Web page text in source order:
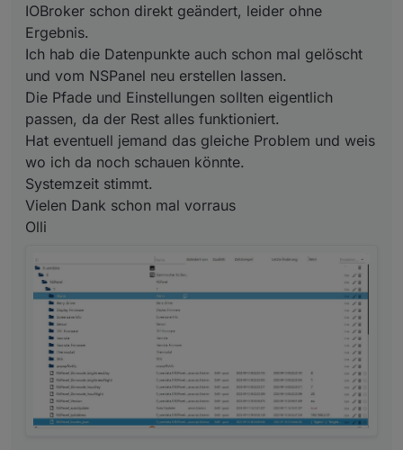
IOBroker schon direkt geändert, leider ohne
Ergebnis.
Ich hab die Datenpunkte auch schon mal gelöscht
und vom NSPanel neu erstellen lassen.
Die Pfade und Einstellungen sollten eigentlich
passen, da der Rest alles funktioniert.
Hat eventuell jemand das gleiche Problem und weis
wo ich da noch schauen könnte.
Systemzeit stimmt.
Vielen Dank schon mal vorraus
Olli